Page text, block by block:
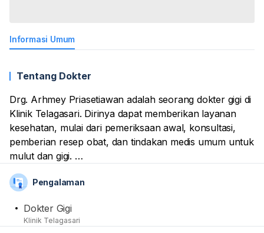
Informasi Umum
Tentang Dokter
Drg. Arhmey Priasetiawan adalah seorang dokter gigi di
Klinik Telagasari. Dirinya dapat memberikan layanan
kesehatan, mulai dari pemeriksaan awal, konsultasi,
pemberian resep obat, dan tindakan medis umum untuk
mulut dan gigi.
Beliau merupakan alumnus dari Universitas
sebagai anggota aktif dari organisasi profesi
kedokteran, termasuk Ikatan Dokter Indonesia (IDI) dan
Pengalaman
Dokter Gigi
Klinik Telagasari